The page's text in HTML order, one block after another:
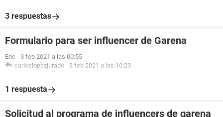
3 respuestas
Formulario para ser influencer de Garena
Eric - 3 feb 2021 a las 00:55
carloslopezjurado - 3 feb 2021 a las 10:23
1 respuesta
Solicitud al programa de influencers de garena